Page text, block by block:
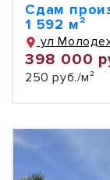
Сдам
1 592 м²
ул
398 000
250 руб./м²